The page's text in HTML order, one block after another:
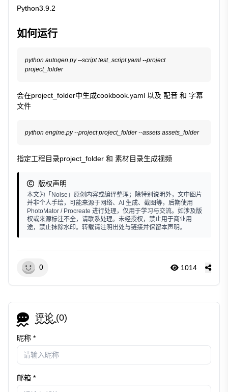
Python3.9.2
如何运行
python autogen.py --script test_script.yaml --project
project_folder
会在project_folder中生成cookbook.yaml 以及 配音 和 字幕
文件
python engine.py --project project_folder --assets assets_folder
指定工程目录project_folder 和 素材目录生成视频
版权声明
本文为「Noise」原创内容或编译整理；除特别说明外，文中图片
并非个人手绘，可能来源于网络、AI 生成、截图等，后期使用
PhotoMator / Procreate 进行处理，仅用于学习与交流。如涉及版
权或来源标注不全，请联系处理。未经授权，禁止用于商业用
途，禁止抹除水印。转载请注明出处与链接并保留本声明。
0 1014
评论 (0)
昵称 *
邮箱 *